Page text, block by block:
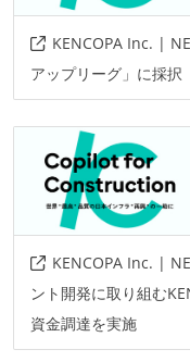
KENCOPA Inc. |
アップリーグ」に採択
KENCOPA Inc. |
ント開発に取り組む
資金調達を実施